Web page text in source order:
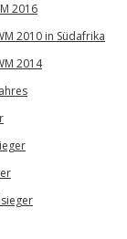
2016
2010 in Südafrika
2014